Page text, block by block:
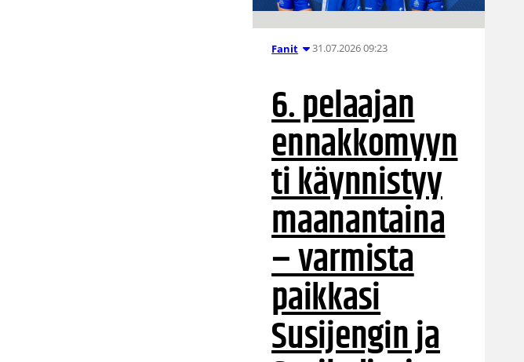
Fanit 31.07.2026 09:23
6. pelaajan
ennakkomyyn
ti käynnistyy
maanantaina
– varmista
paikkasi
Susijengin ja